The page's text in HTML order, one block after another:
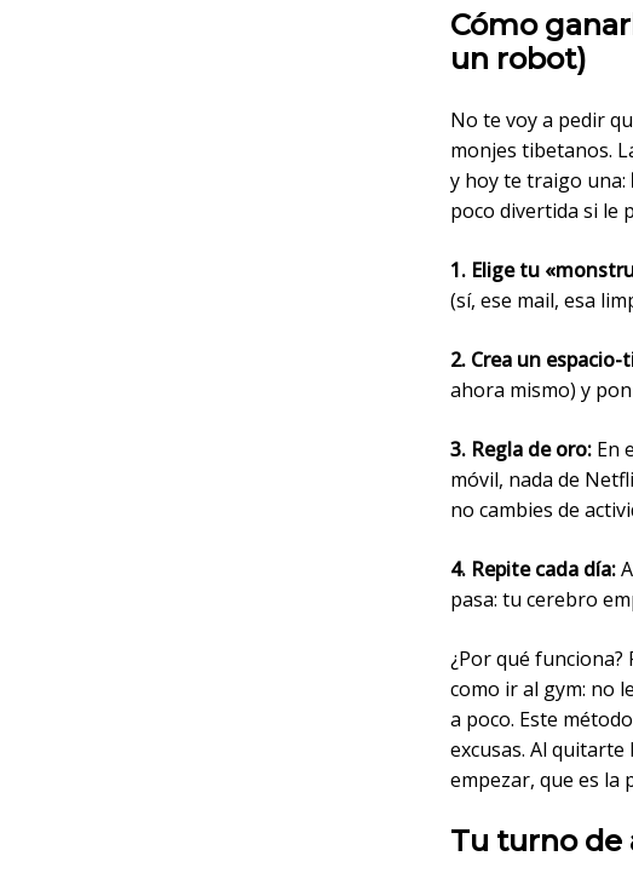
Cómo
un robot)
No te voy a pedir
monjes tibetanos.
y hoy te traigo una:
poco divertida si le
1. Elige tu
(sí, ese mail, esa
2. Crea un
ahora mismo) y
3. Regla de oro: En
móvil, nada de
no cambies de
4. Repite cada día:
pasa: tu cerebro
¿Por qué
como ir al gym: no
a poco. Este
excusas. Al
empezar, que es la
Tu turno de